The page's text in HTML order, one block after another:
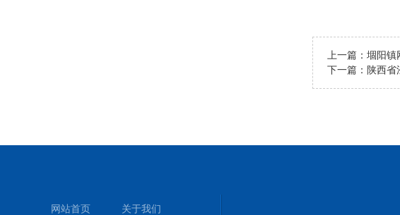
上一篇：堌阳镇
下一篇：陕西省
网站首页 关于我们